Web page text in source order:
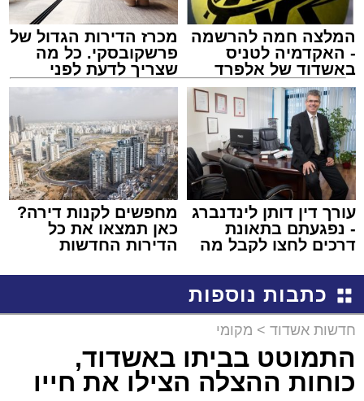
המלצה חמה להרשמה
- האקדמיה לטניס
באשדוד של אלפרד
קריאולנסקי - לילדים
מכרז הדירות הגדול של
פרשקובסקי. כל מה
שצריך לדעת לפני
שמגישים הצעה לדירה
עורך דין דותן לינדנברג
- נפגעתם בתאונת
דרכים לחצו לקבל מה
מחפשים לקנות דירה?
כאן תמצאו את כל
הדירות החדשות
כתבות נוספות
חדשות אשדוד > מקומי
התמוטט בביתו באשדוד,
כוחות ההצלה הצילו את חייו